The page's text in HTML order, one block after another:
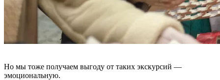
Но мы тоже получаем выгоду от таких экскурсий —
эмоциональную.